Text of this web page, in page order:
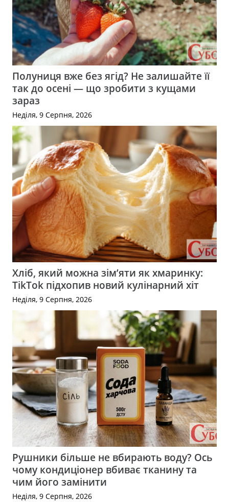
Полуниця вже без ягід? Не залишайте її
так до осені — що зробити з кущами
зараз
Неділя, 9 Серпня, 2026
Хліб, який можна зім’яти як хмаринку:
TikTok підхопив новий кулінарний хіт
Неділя, 9 Серпня, 2026
Рушники більше не вбирають воду? Ось
чому кондиціонер вбиває тканину та
чим його замінити
Неділя, 9 Серпня, 2026